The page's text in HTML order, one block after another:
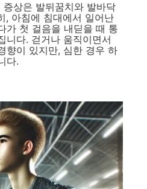
상은 발뒤꿈치와 발바닥
, 아침에 침대에서 일어난
가 첫 걸음을 내딛을 때 통
니다. 걷거나 움직이면서
향이 있지만, 심한 경우 하
다.